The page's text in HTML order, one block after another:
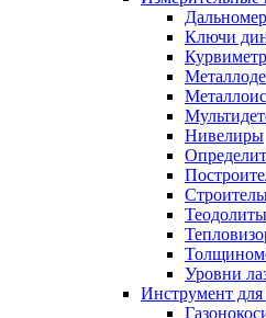
Ключи
Нивелиры
Теодолиты
Уровни
Инструмент для